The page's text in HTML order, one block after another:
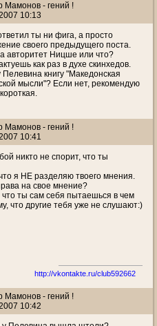
Мамонов - гений !
10:13
ты ни фига, а просто
своего предыдущего поста.
авторитет Ницше или что?
как раз в духе скинхедов.
Пелевина книгу "Македонская
мысли"? Если нет, рекомендую
Мамонов - гений !
10:41
никто не спорит, что ты
я НЕ разделяю твоего мнения.
на свое мнение?
ты сам себя пытаешься в чем
что другие тебя уже не слушают:)
http://vkontakte.ru/club592662
Мамонов - гений !
10:42